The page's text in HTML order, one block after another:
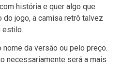
história e quer algo que
jogo, a camisa retrô talvez
estilo.
da versão ou pelo preço.
necessariamente será a mais